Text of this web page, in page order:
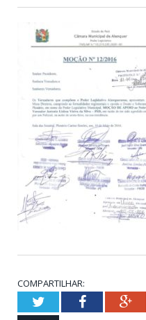
COMPARTILHAR:
TwitterFacebook